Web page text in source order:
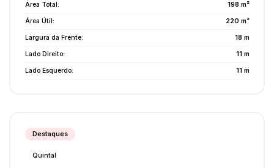
Área Total: 198 m²
Área Útil: 220 m²
Largura da Frente: 18 m
Lado Direito: 11 m
Lado Esquerdo: 11 m
Destaques
Quintal